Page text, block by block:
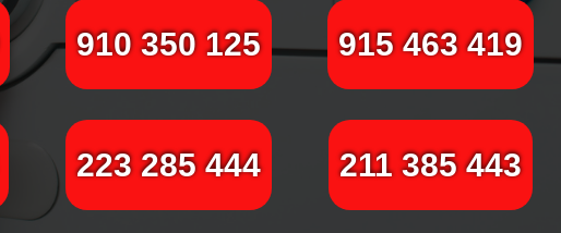
910 350 125
223 285 444
915 463 419
211 385 443